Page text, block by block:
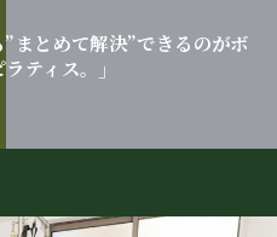
”まとめて解決”できるのがボ
ティス。」